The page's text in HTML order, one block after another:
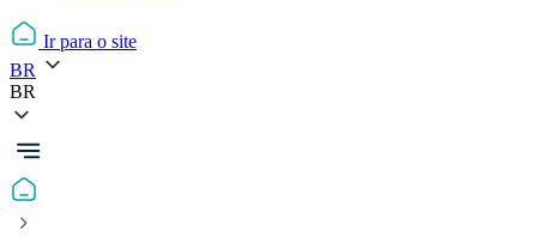
Ir para o site
BR
BR